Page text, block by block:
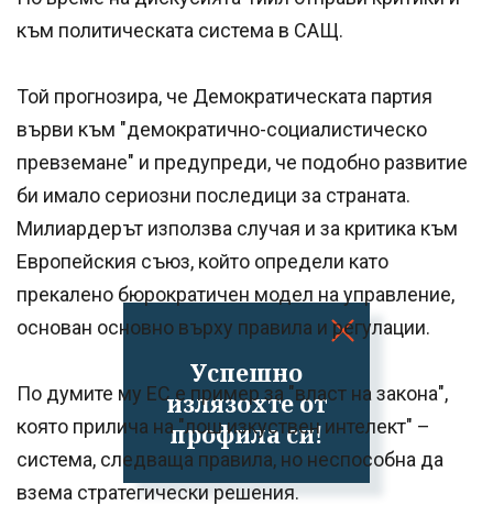
Успешно
излязохте от
профила си!
към политическата система в САЩ.
Той прогнозира, че Демократическата партия
върви към "демократично-социалистическо
превземане" и предупреди, че подобно развитие
би имало сериозни последици за страната.
Милиардерът използва случая и за критика към
Европейския съюз, който определи като
прекалено бюрократичен модел на управление,
основан основно върху правила и регулации.
По думите му ЕС е пример за "власт на закона",
която прилича на "лош изкуствен интелект" –
система, следваща правила, но неспособна да
взема стратегически решения.